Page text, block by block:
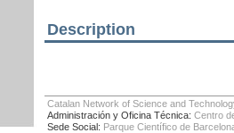
Description
Catalan Network of Science and
Administración y Oficina Técnica: Centro
Sede Social: Parque Científico de